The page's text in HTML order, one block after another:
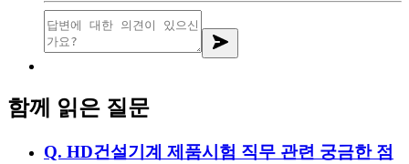
함께 읽은 질문
Q. HD건설기계 제품시험 직무 관련 궁금한 점